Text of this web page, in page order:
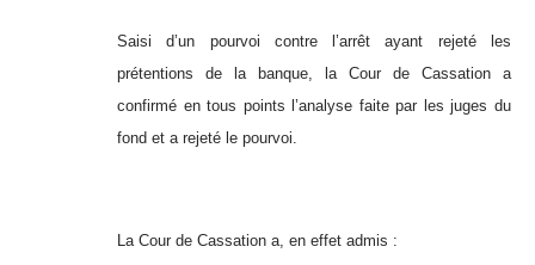
Saisi d’un pourvoi contre l’arrêt ayant rejeté les
prétentions de la banque, la Cour de Cassation a
confirmé en tous points l’analyse faite par les juges du
fond et a rejeté le pourvoi.
La Cour de Cassation a, en effet admis :